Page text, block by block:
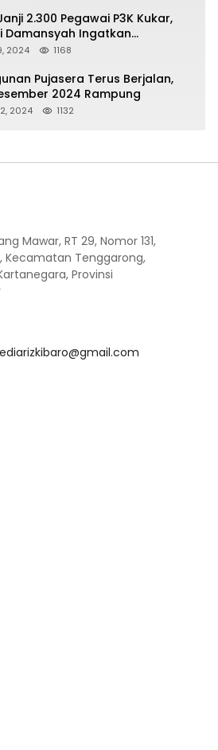
2.300 Pegawai P3K Kukar,
Damansyah Ingatkan
Jawab Baru
2024 1168
Pujasera Terus Berjalan,
2024 Rampung
2024 1132
Mawar, RT 29, Nomor 131,
Kecamatan Tenggarong,
Provinsi